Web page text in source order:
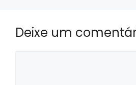
Deixe um